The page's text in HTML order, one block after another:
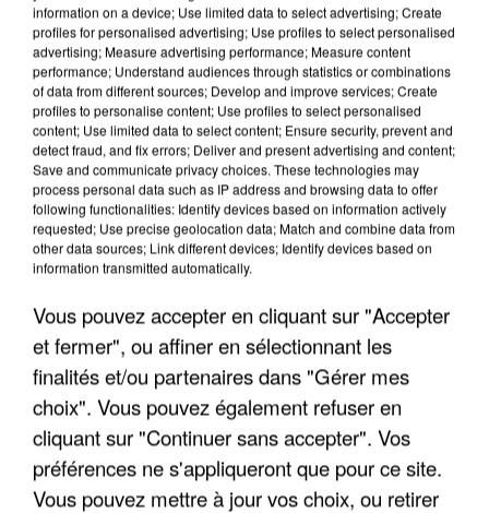
APRÈS TOUTES CES CANICULES, LES REFUGES
DE FAUNE SAUVAGE SONT...
information on a device; Use limited data to select advertising; Create
profiles for personalised advertising; Use profiles to select personalised
advertising; Measure advertising performance; Measure content
performance; Understand audiences through statistics or combinations
of data from different sources; Develop and improve services; Create
profiles to personalise content; Use profiles to select personalised
content; Use limited data to select content; Ensure security, prevent and
detect fraud, and fix errors; Deliver and present advertising and content;
Save and communicate privacy choices. These technologies may
process personal data such as IP address and browsing data to offer
following functionalities: Identify devices based on information actively
requested; Use precise geolocation data; Match and combine data from
other data sources; Link different devices; Identify devices based on
information transmitted automatically.
Vous pouvez accepter en cliquant sur "Accepter
et fermer", ou affiner en sélectionnant les
finalités et/ou partenaires dans "Gérer mes
choix". Vous pouvez également refuser en
cliquant sur "Continuer sans accepter". Vos
préférences ne s'appliqueront que pour ce site.
Vous pouvez mettre à jour vos choix, ou retirer